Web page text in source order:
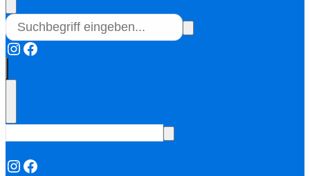
Instagram
Facebook
Instagram
Facebook